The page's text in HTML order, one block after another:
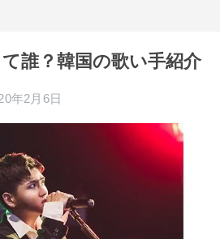
誰？韓国の歌い手紹介
年2月6日